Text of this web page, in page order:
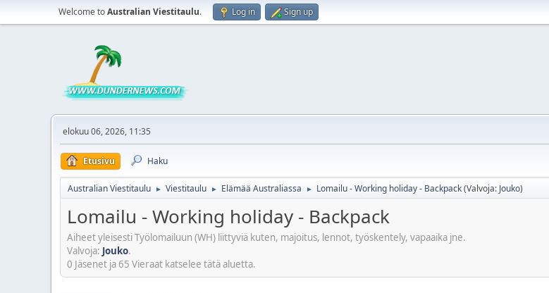
Welcome toAustralian Viestitaulu. Log in Sign up
elokuu 06, 2026, 11:35
Etusivu Haku
Australian Viestitaulu ► Viestitaulu ► Elämää Australiassa ► Lomailu - Working holiday - Backpack(Valvoja: Jouko)
Lomailu - Working holiday - Backpack
Aiheet yleisesti Työlomailuun (WH) liittyviä kuten, majoitus, lennot, työskentely, vapaaika jne.
Valvoja: Jouko.
0 Jäsenet ja 65 Vieraat katselee tätä aluetta.